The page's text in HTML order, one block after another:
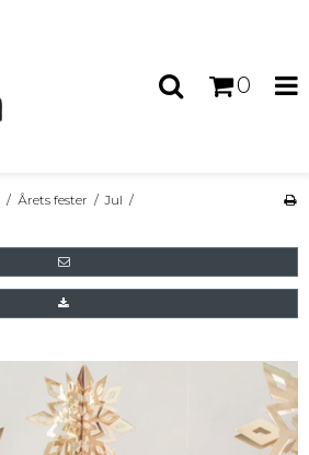
0
/ Årets fester / Jul /